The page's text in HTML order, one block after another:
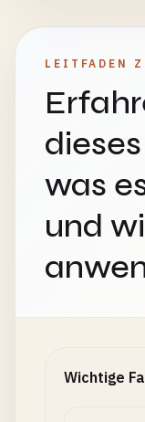
LEITFADEN
was
und
Wichtige